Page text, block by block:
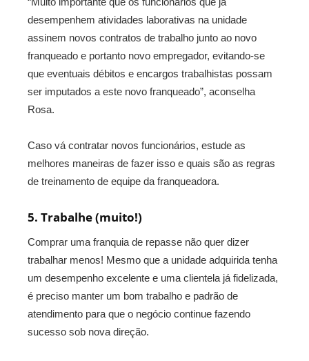
desempenhem atividades laborativas na unidade
assinem novos contratos de trabalho junto ao novo
franqueado e portanto novo empregador, evitando-se
que eventuais débitos e encargos trabalhistas possam
ser imputados a este novo franqueado”, aconselha
Rosa.
Caso vá contratar novos funcionários, estude as
melhores maneiras de fazer isso e quais são as regras
de treinamento de equipe da franqueadora.
5. Trabalhe (muito!)
Comprar uma franquia de repasse não quer dizer
trabalhar menos! Mesmo que a unidade adquirida tenha
um desempenho excelente e uma clientela já fidelizada,
é preciso manter um bom trabalho e padrão de
atendimento para que o negócio continue fazendo
sucesso sob nova direção.